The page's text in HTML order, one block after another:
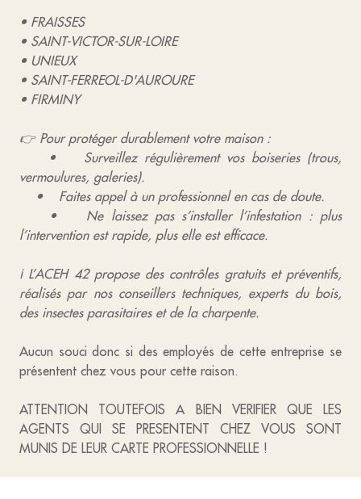
• FRAISSES
• SAINT-VICTOR-SUR-LOIRE
• UNIEUX
• SAINT-FERREOL-D'AUROURE
• FIRMINY
👉 Pour protéger durablement votre maison :
• Surveillez régulièrement vos boiseries (trous,
vermoulures, galeries).
• Faites appel à un professionnel en cas de doute.
• Ne laissez pas s’installer l’infestation : plus
l’intervention est rapide, plus elle est efficace.
ℹ️ L’ACEH 42 propose des contrôles gratuits et préventifs,
réalisés par nos conseillers techniques, experts du bois,
des insectes parasitaires et de la charpente.
Aucun souci donc si des employés de cette entreprise se
présentent chez vous pour cette raison.
ATTENTION TOUTEFOIS A BIEN VERIFIER QUE LES
AGENTS QUI SE PRESENTENT CHEZ VOUS SONT
MUNIS DE LEUR CARTE PROFESSIONNELLE !